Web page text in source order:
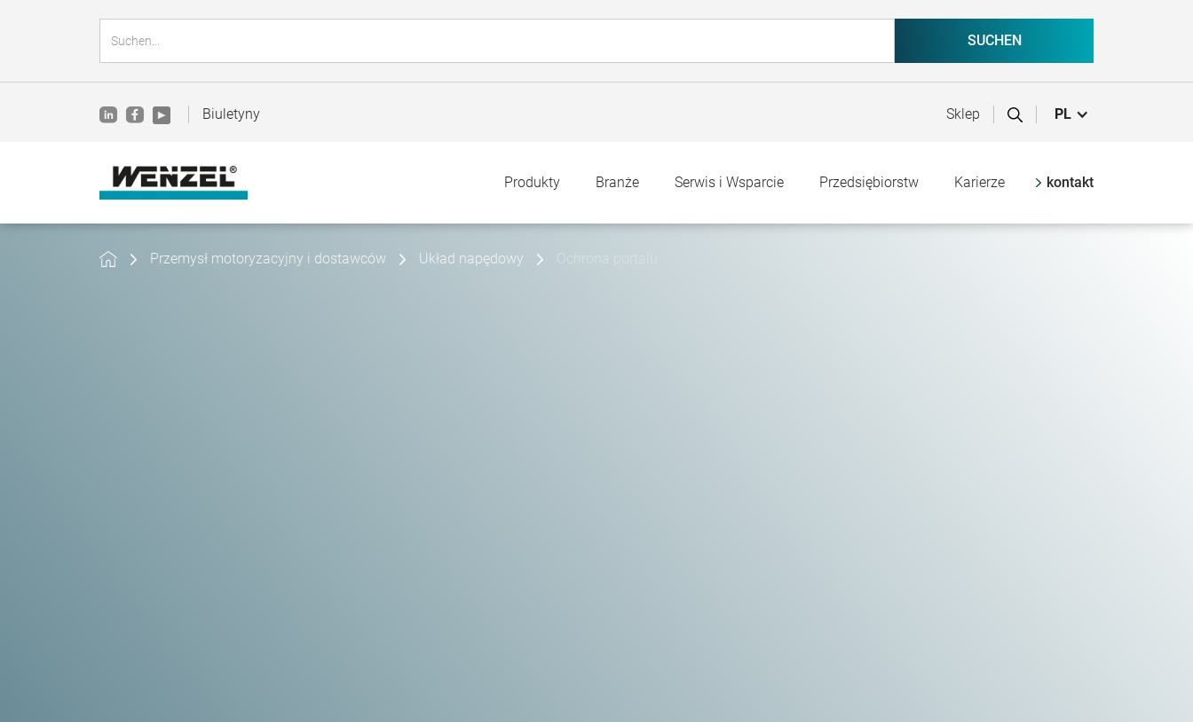
Biuletyny Sklep PL
Produkty Branże Serwis i Wsparcie Przedsiębiorstw Karierze kontakt
Przemysł motoryzacyjny i dostawców Układ napędowy Ochrona portalu